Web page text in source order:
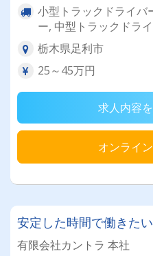
小型トラックドライバ
ー, 中型トラックドラ
栃木県足利市
25～45万円
求人内容
オンライ
安定した時間で働きたい
有限会社カントラ 本社